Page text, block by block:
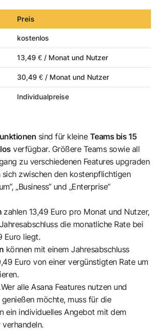
Preis
kostenlos
13,49 € / Monat und Nutzer
30,49 € / Monat und Nutzer
Individualpreise
sind für kleine Teams bis 15
verfügbar. Größere Teams sowie all
zu verschiedenen Features upgraden
sich zwischen den kostenpflichtigen
„Business“ und „Enterprise“
zahlen 13,49 Euro pro Monat und Nutzer,
die monatliche Rate bei
Euro liegt.
können mit einem Jahresabschluss
Euro von einer vergünstigten Rate um
Wer alle Asana Features nutzen und
möchte, muss für die
ein individuelles Angebot mit dem